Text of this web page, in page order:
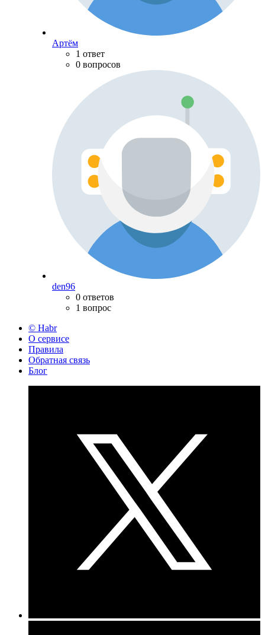
Артём
1 ответ
0 вопросов
den96
0 ответов
1 вопрос
© Habr
О сервисе
Правила
Обратная связь
Блог